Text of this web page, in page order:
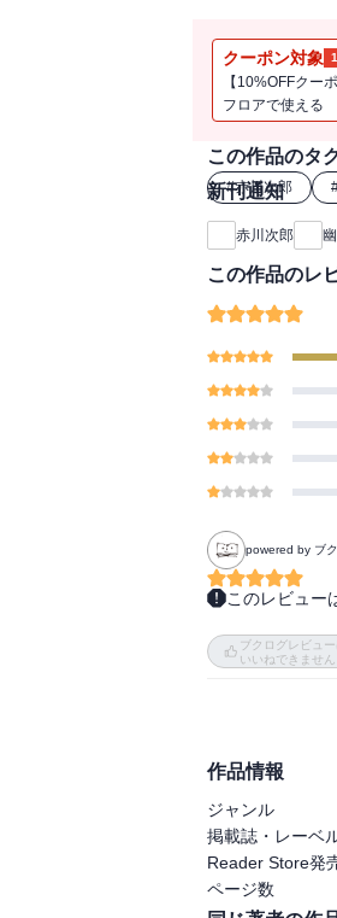
クーポン対象
【10%OFFクー
フロアで使える
この作品のタ
#赤川次郎
新刊通知
赤川次郎
この作品のレ
powered by ブ
このレビュー
同じ夕子と宇野
本書は5作品所蔵
火葬場の煙はな
見知らぬ人への挽
旅路の終り
今回は、「深く
と否定的か、斜
ブクログレビュー
いいねできません
作品情報
ジャンル
掲載誌・レーベ
Reader Store発
ページ数